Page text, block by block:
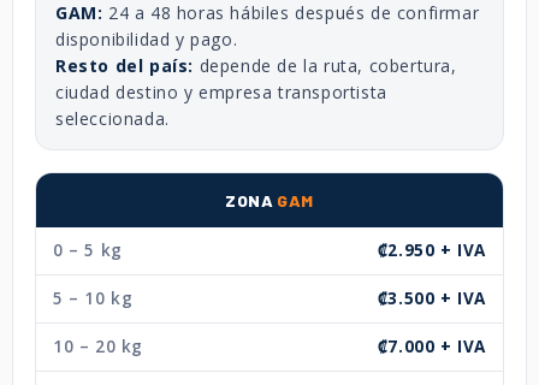
GAM: 24 a 48 horas hábiles después de confirmar
disponibilidad y pago.
Resto del país: depende de la ruta, cobertura,
ciudad destino y empresa transportista
seleccionada.
ZONA GAM
0 – 5 kg ₡2.950 + IVA
5 – 10 kg ₡3.500 + IVA
10 – 20 kg ₡7.000 + IVA